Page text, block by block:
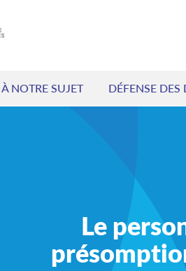
À NOTRE SUJET DÉFENSE DES
Le